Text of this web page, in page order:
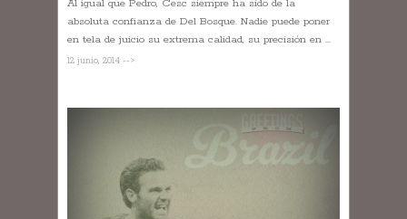
Al igual que Pedro, Cesc siempre ha sido de la
absoluta confianza de Del Bosque. Nadie puede poner
en tela de juicio su extrema calidad, su precisión en ...
12 junio, 2014 -->